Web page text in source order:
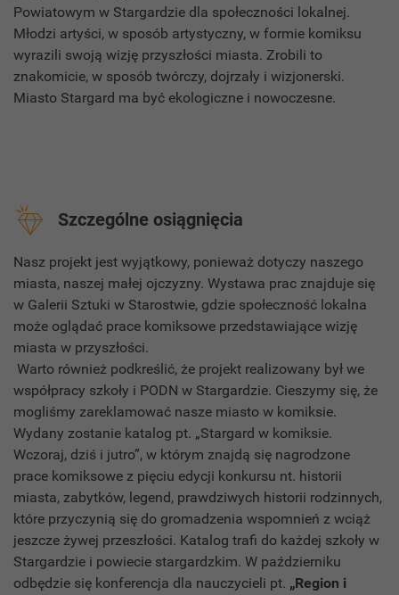
Powiatowym w Stargardzie dla społeczności lokalnej.
Młodzi artyści, w sposób artystyczny, w formie komiksu
wyrazili swoją wizję przyszłości miasta. Zrobili to
znakomicie, w sposób twórczy, dojrzały i wizjonerski.
Miasto Stargard ma być ekologiczne i nowoczesne.
Szczególne osiągnięcia
Nasz projekt jest wyjątkowy, ponieważ dotyczy naszego
miasta, naszej małej ojczyzny. Wystawa prac znajduje się
w Galerii Sztuki w Starostwie, gdzie społeczność lokalna
może oglądać prace komiksowe przedstawiające wizję
miasta w przyszłości.
Warto również podkreślić, że projekt realizowany był we
współpracy szkoły i PODN w Stargardzie. Cieszymy się, że
mogliśmy zareklamować nasze miasto w komiksie.
Wydany zostanie katalog pt. „Stargard w komiksie.
Wczoraj, dziś i jutro”, w którym znajdą się nagrodzone
prace komiksowe z pięciu edycji konkursu nt. historii
miasta, zabytków, legend, prawdziwych historii rodzinnych,
które przyczynią się do gromadzenia wspomnień z wciąż
jeszcze żywej przeszłości. Katalog trafi do każdej szkoły w
Stargardzie i powiecie stargardzkim. W październiku
odbędzie się konferencja dla nauczycieli pt. „Region i